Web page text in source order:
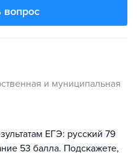
вопрос
и муниципальная
ЕГЭ: русский 79
53 балла. Подскажете,